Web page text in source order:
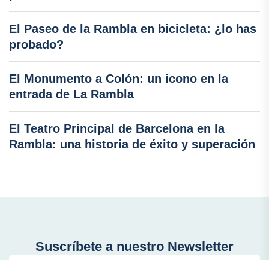
El Paseo de la Rambla en bicicleta: ¿lo has
probado?
El Monumento a Colón: un icono en la
entrada de La Rambla
El Teatro Principal de Barcelona en la
Rambla: una historia de éxito y superación
Suscríbete a nuestro Newsletter